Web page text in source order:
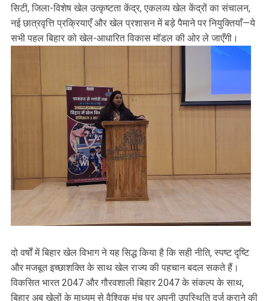
सिटी, जिला-विशेष खेल उत्कृष्टता केंद्र, एकलव्य खेल केंद्रों का संचालन,
नई छात्रवृत्ति प्रक्रियाएँ और खेल प्रशासन में बड़े पैमाने पर नियुक्तियाँ—ये
सभी पहल बिहार को खेल-आधारित विकास मॉडल की ओर ले जाएँगी।
दो वर्षों में बिहार खेल विभाग ने यह सिद्ध किया है कि सही नीति, स्पष्ट दृष्टि
और मजबूत इच्छाशक्ति के साथ खेल राज्य की पहचान बदल सकते हैं।
विकसित भारत 2047 और गौरवशाली बिहार 2047 के संकल्प के साथ,
बिहार अब खेलों के माध्यम से वैश्विक मंच पर अपनी उपस्थिति दर्ज कराने की